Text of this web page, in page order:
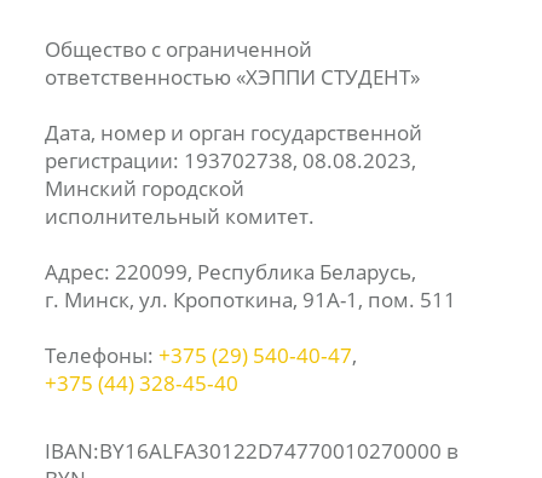
Общество с ограниченной
ответственностью «ХЭППИ СТУДЕНТ»
Дата, номер и орган государственной
регистрации: 193702738, 08.08.2023,
Минский городской
исполнительный комитет.
Адрес: 220099, Республика Беларусь,
г. Минск, ул. Кропоткина, 91А-1, пом. 511
Телефоны: +375 (29) 540‑40‑47,
+375 (44) 328‑45‑40
IBAN:BY16ALFA30122D74770010270000 в